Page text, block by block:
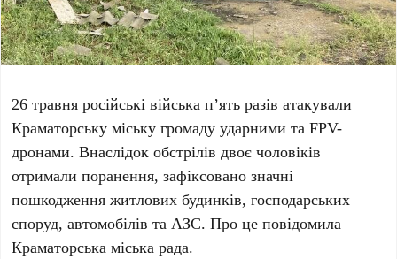
26 травня російські війська п’ять разів атакували
Краматорську міську громаду ударними та FPV-
дронами. Внаслідок обстрілів двоє чоловіків
отримали поранення, зафіксовано значні
пошкодження житлових будинків, господарських
споруд, автомобілів та АЗС. Про це повідомила
Краматорська міська рада.